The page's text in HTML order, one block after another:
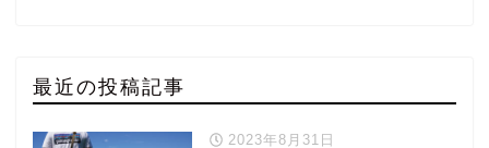
最近の投稿記事
2023年8月31日